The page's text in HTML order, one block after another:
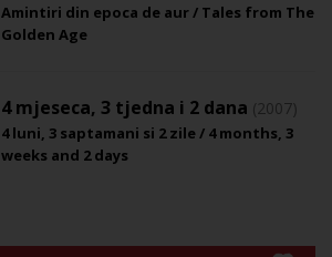
Amintiri din epoca de aur / Tales from The
Golden Age
4 mjeseca, 3 tjedna i 2 dana (2007)
4 luni, 3 saptamani si 2 zile / 4 months, 3
weeks and 2 days